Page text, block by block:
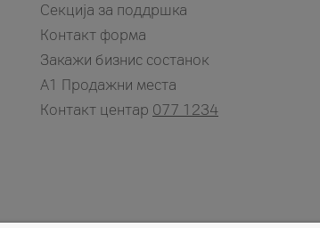
Секција за поддршка
Контакт форма
Закажи бизнис состанок
A1 Продажни места
Контакт центар 077 1234